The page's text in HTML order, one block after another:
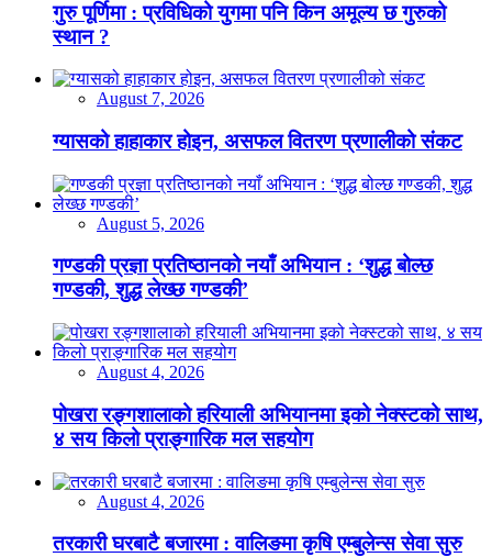
गुरु पूर्णिमा : प्रविधिको युगमा पनि किन अमूल्य छ गुरुको
स्थान ?
August 7, 2026
ग्यासको हाहाकार होइन, असफल वितरण प्रणालीको संकट
August 5, 2026
गण्डकी प्रज्ञा प्रतिष्ठानको नयाँ अभियान : ‘शुद्ध बोल्छ
गण्डकी, शुद्ध लेख्छ गण्डकी’
August 4, 2026
पोखरा रङ्गशालाको हरियाली अभियानमा इको नेक्स्टको साथ,
४ सय किलो प्राङ्गारिक मल सहयोग
August 4, 2026
तरकारी घरबाटै बजारमा : वालिङमा कृषि एम्बुलेन्स सेवा सुरु